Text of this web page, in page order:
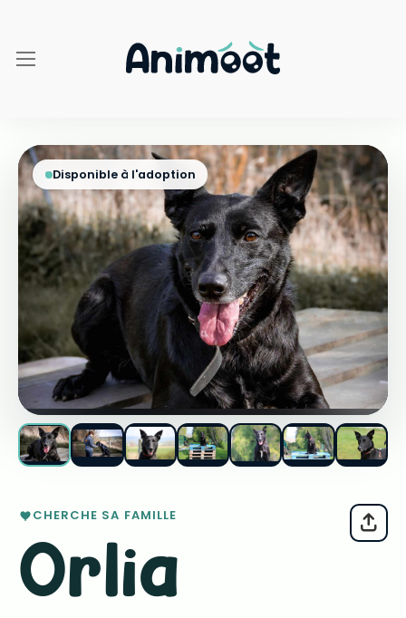
Disponible à l'adoption
CHERCHE SA FAMILLE
Orlia